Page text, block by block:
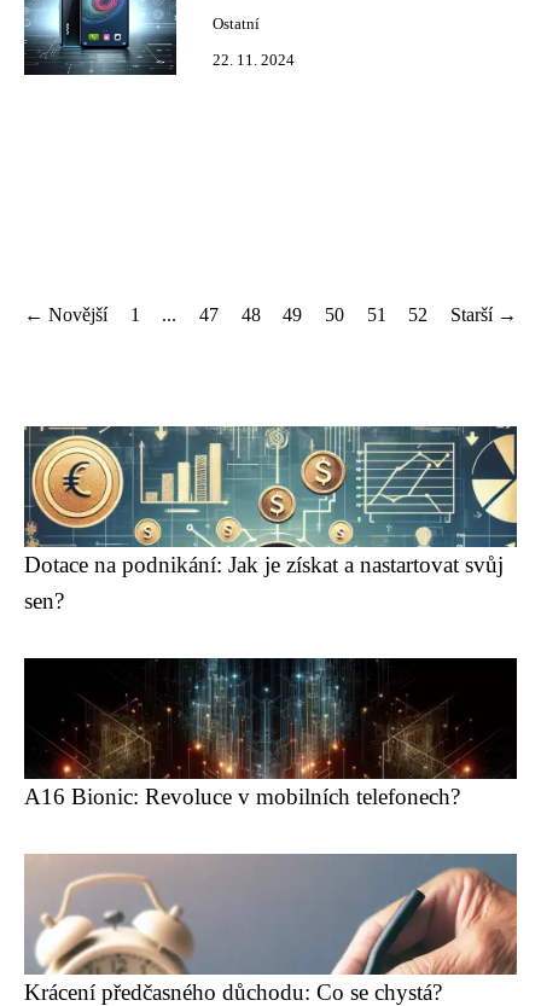
Ostatní
22. 11. 2024
← Novější 1 ... 47 48 49 50 51 52 Starší →
Dotace na podnikání: Jak je získat a nastartovat svůj
sen?
A16 Bionic: Revoluce v mobilních telefonech?
Krácení předčasného důchodu: Co se chystá?